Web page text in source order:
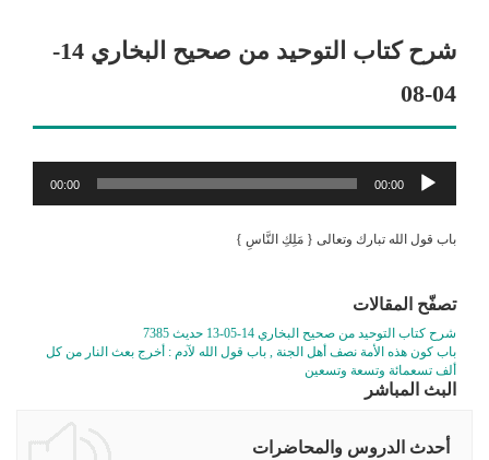
شرح كتاب التوحيد من صحيح البخاري 14-
04-08
مشغل
الصوت
00:00
00:00
باب قول الله تبارك وتعالى { مَلِكِ النَّاسِ }
تصفّح المقالات
شرح كتاب التوحيد من صحيح البخاري 14-05-13 حديث 7385
باب كون هذه الأمة نصف أهل الجنة , باب قول الله لآدم : أخرج بعث النار من كل
ألف تسعمائة وتسعة وتسعين
البث المباشر
أحدث الدروس والمحاضرات